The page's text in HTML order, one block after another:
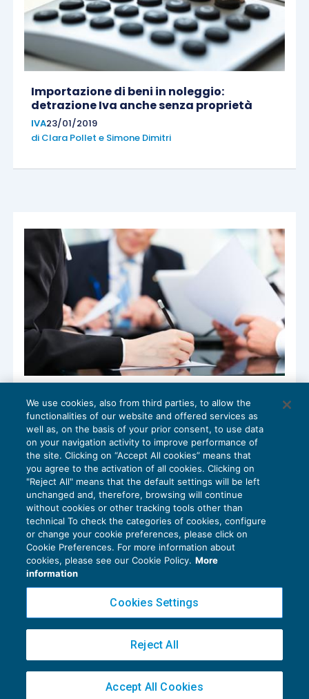
Importazione di beni in noleggio:
detrazione Iva anche senza proprietà
IVA23/01/2019
di Clara Pollet e Simone Dimitri
Disapplicazione dell’equity test nel
riporto delle perdite nella fusione
OPERAZIONI STRAORDINARIE23/01/2019
diFabio Landuzzi
Privacy Policy
Cookie Policy
Copyright 2016 ©Gruppo Euroconference S.p.A.v2.32.4
Piazza Luigi Einaudi, 10N01 - 20124 Milano - info@ecnews.it
02776120236
We use cookies, also from third parties, to allow the
functionalities of our website and offered services as
well as, on the basis of your prior consent, to use data
on your navigation activity to improve performance of
the site. Clicking on “Accept All cookies” means that
you agree to the activation of all cookies. Clicking on
"Reject All" means that the default settings will be left
unchanged and, therefore, browsing will continue
without cookies or other tracking tools other than
technical To check the categories of cookies, configure
or change your cookie preferences, please click on
Cookie Preferences. For more information about
cookies, please see our Cookie Policy. More
information
Cookies Settings
Reject All
Accept All Cookies